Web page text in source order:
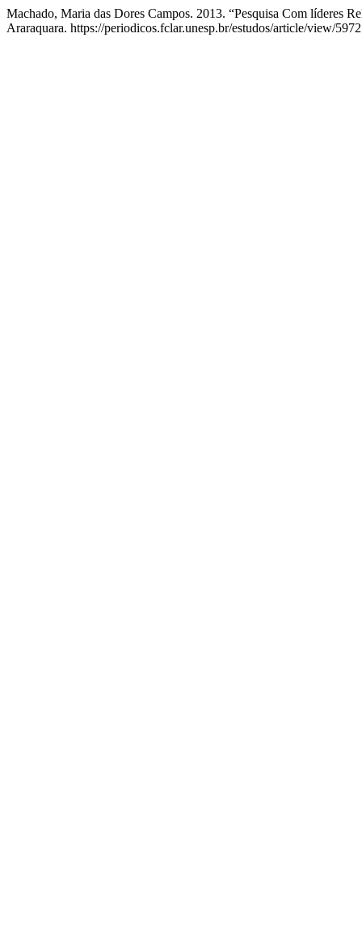
Machado, Maria das Dores Campos. 2013. “Pesquisa Com líderes
Araraquara. https://periodicos.fclar.unesp.br/estudos/article/view/